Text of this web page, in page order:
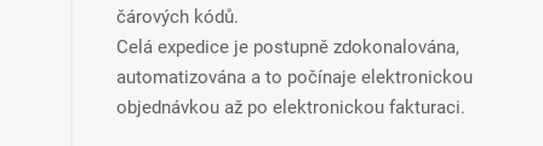
čárových kódů.
Celá expedice je postupně zdokonalována,
automatizována a to počínaje elektronickou
objednávkou až po elektronickou fakturaci.